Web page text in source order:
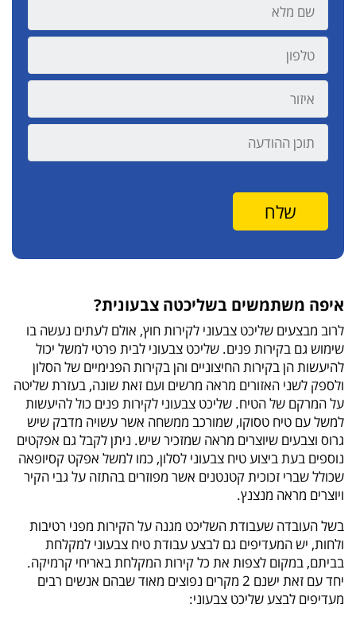
איפה משתמשים בשליכטה צבעונית?
לרוב מבצעים שליכט צבעוני לקירות חוץ, אולם לעתים נעשה בו
שימוש גם בקירות פנים. שליכט צבעוני לבית פרטי למשל יכול
להיעשות הן בקירות החיצוניים והן בקירות הפנימיים של הסלון
ולספק לשני האזורים מראה מרשים ועם זאת שונה, בעזרת שליטה
על המרקם של הטיח. שליכט צבעוני לקירות פנים כול להיעשות
למשל עם טיח טסוקו, שמורכב ממשחה אשר עשויה מדבק שיש
גרוס וצבעים שיוצרים מראה שמזכיר שיש. ניתן לקבל גם אפקטים
נוספים בעת ביצוע טיח צבעוני לסלון, כמו למשל אפקט קסיופאה
שכולל שברי זכוכית קטנטנים אשר מפוזרים בהתזה על גבי הקיר
ויוצרים מראה מנצנץ.
בשל העובדה שעבודת השליכט מגנה על הקירות מפני רטיבות
ולחות, יש המעדיפים גם לבצע עבודת טיח צבעוני למקלחת
בביתם, במקום לצפות את כל קירות המקלחת באריחי קרמיקה.
יחד עם זאת ישנם 2 מקרים נפוצים מאוד שבהם אנשים רבים
מעדיפים לבצע שליכט צבעוני: